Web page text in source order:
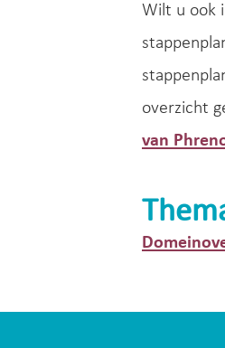
Wilt u ook
overzicht
van